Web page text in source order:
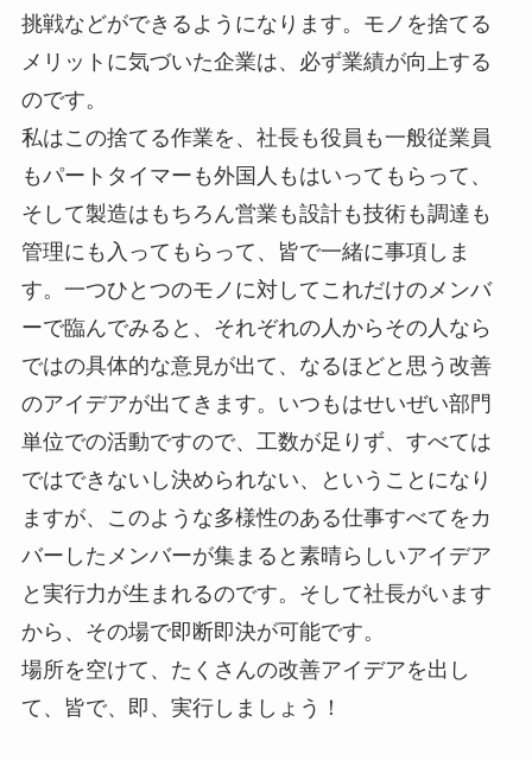
挑戦などができるようになります。モノを捨てる
メリットに気づいた企業は、必ず業績が向上する
のです。
私はこの捨てる作業を、社長も役員も一般従業員
もパートタイマーも外国人もはいってもらって、
そして製造はもちろん営業も設計も技術も調達も
管理にも入ってもらって、皆で一緒に事項しま
す。一つひとつのモノに対してこれだけのメンバ
ーで臨んでみると、それぞれの人からその人なら
ではの具体的な意見が出て、なるほどと思う改善
のアイデアが出てきます。いつもはせいぜい部門
単位での活動ですので、工数が足りず、すべては
ではできないし決められない、ということになり
ますが、このような多様性のある仕事すべてをカ
バーしたメンバーが集まると素晴らしいアイデア
と実行力が生まれるのです。そして社長がいます
から、その場で即断即決が可能です。
場所を空けて、たくさんの改善アイデアを出し
て、皆で、即、実行しましょう！